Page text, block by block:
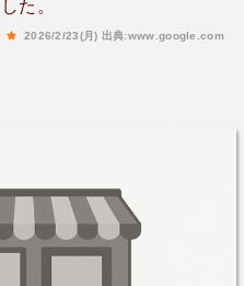
た。
2026/2/23(月) 出典:www.google.com